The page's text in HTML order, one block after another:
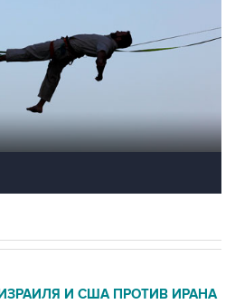
И США ПРОТИВ ИРАНА